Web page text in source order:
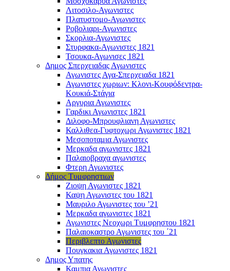
Λιτοσιλο-Αγωνιστες
Πλατυστομο-Αγωνιστες
Ροβολιαρι-Αγωνιστες
Σκορλια-Αγωνιστες
Στυρφακα-Αγωνιστες 1821
Τσουκα-Αγωνισες 1821
Δημος Σπερχειαδας Αγωνιστες
Αγωνιστες Αγα-Σπερχειαδα 1821
Αγωνιστες χωριων: Κλονι-Κουφόδεντρα-
Κουκιά-Στάγια
Αργυρια Αγωνιστες
Γαρδικι Αγωνιστες 1821
Διλοφο-Μπρουφλιανη Αγωνιστες
Καλλιθεα-Γυφτοχωρι Αγωνιστες 1821
Μεσοποταμια Αγωνιστες
Μερκαδα αγωνιστες 1821
Παλαιοβραχα αγωνιστες
Φτερη Αγωνιστες
Δήμος Τυμφρηστιων
Ζιοψη Αγωνιστες 1821
Καψη Αγωνιστες του 1821
Μαυριλο Αγωνιστες του ’21
Μερκαδα αγωνιστες 1821
Αγωνιστες Νεοχωρι Τυμφρηστου 1821
Παλαιοκαστρο Αγωνιστες του ΄21
Περιβλεπτο Αγωνιστες
Πουγκακια Αγωνιστες 1821
Δημος Υπατης
Καμπια Αγωνιστες